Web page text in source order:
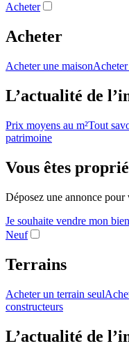
Acheter
Acheter
Acheter une maison
L’actualité de
Prix moyens au m²Tout
patrimoine
Vous êtes
Déposez une annonce
Je souhaite vendre mon bien
Neuf
Terrains
Acheter un terrain seul
constructeurs
L’actualité de